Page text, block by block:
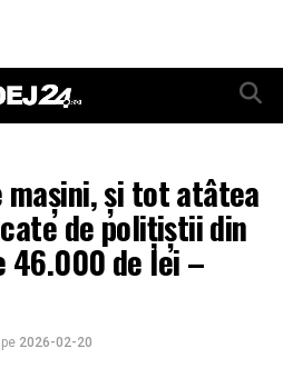
mașini, și tot atâtea
de polițiștii din
46.000 de lei –
pe 2026-02-20